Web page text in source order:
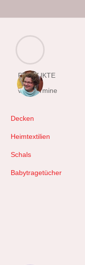
PRODUKTE
von Hermine
Decken
Heimtextilien
Schals
Babytragetücher